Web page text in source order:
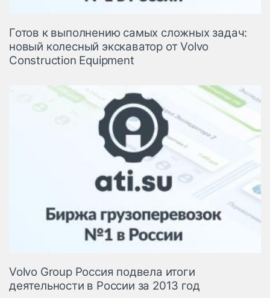
Готов к выполнению самых сложных задач:
новый колесный экскаватор от Volvo
Construction Equipment
Volvo Group Россия подвела итоги
деятельности в России за 2013 год